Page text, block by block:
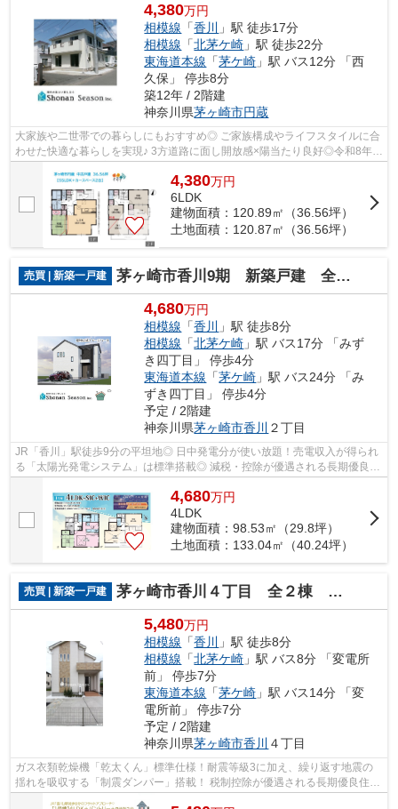
4,380万円
相模線 「香川
」駅 徒歩17分
相模線 「北茅ケ崎 」駅 徒歩22分
東海道本線 「茅ケ崎 」駅 バス12分 「西
久保」 停歩8分
築12年 / 2階建
神奈川県茅ヶ崎市円蔵
大家族や二世帯での暮らしにもおすすめ◎ ご家族構成やライフスタイルに合
わせた快適な暮らしを実現♪ 3方道路に面し開放感×陽当たり良好◎令和8年5
4,380万円
6LDK
建物面積：120.89㎡（36.56坪）
土地面積：120.87㎡（36.56坪）
売買 | 新築一戸建 茅ヶ崎市香川9期 新築戸建 全1棟
4,680万円
相模線 「香川
」駅 徒歩8分
相模線 「北茅ケ崎 」駅 バス17分 「みず
き四丁目」 停歩4分
東海道本線 「茅ケ崎 」駅 バス24分 「み
ずき四丁目」 停歩4分
予定 / 2階建
神奈川県茅ヶ崎市香川 ２丁目
JR「香川」駅徒歩9分の平坦地◎ 日中発電分が使い放題！売電収入が得られ
る「太陽光発電システム」は標準搭載◎ 減税・控除が優遇される長期優良住
4,680万円
4LDK
建物面積：98.53㎡（29.8坪）
土地面積：133.04㎡（40.24坪）
売買 | 新築一戸建 茅ヶ崎市香川４丁目 全２棟 １号棟
5,480万円
相模線 「香川
」駅 徒歩8分
相模線 「北茅ケ崎 」駅 バス8分 「変電所
前」 停歩7分
東海道本線 「茅ケ崎 」駅 バス14分 「変
電所前」 停歩7分
予定 / 2階建
神奈川県茅ヶ崎市香川 ４丁目
ガス衣類乾燥機「乾太くん」標準仕様！耐震等級3に加え、繰り返す地震の
揺れを吸収する「制震ダンパー」搭載！ 税制控除が優遇される長期優良住宅